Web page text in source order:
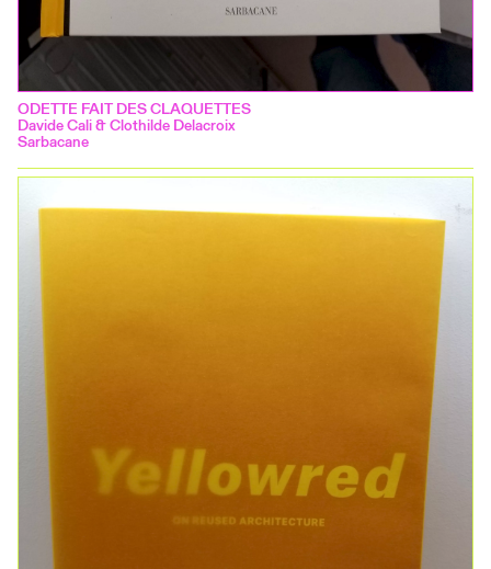
ODETTE FAIT DES CLAQUETTES
Davide Cali & Clothilde Delacroix
Sarbacane